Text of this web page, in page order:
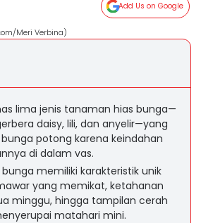
Add Us on Google
Meri Verbina)
lima jenis tanaman hias bunga—
daisy, lili, dan anyelir—yang
potong karena keindahan
di dalam vas.
memiliki karakteristik unik
yang memikat, ketahanan
minggu, hingga tampilan cerah
matahari mini.